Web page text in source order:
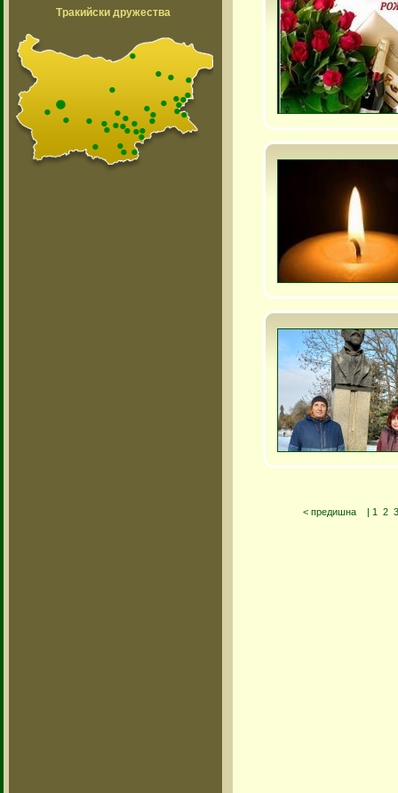
Тракийски дружества
< предишна | 1 2 3